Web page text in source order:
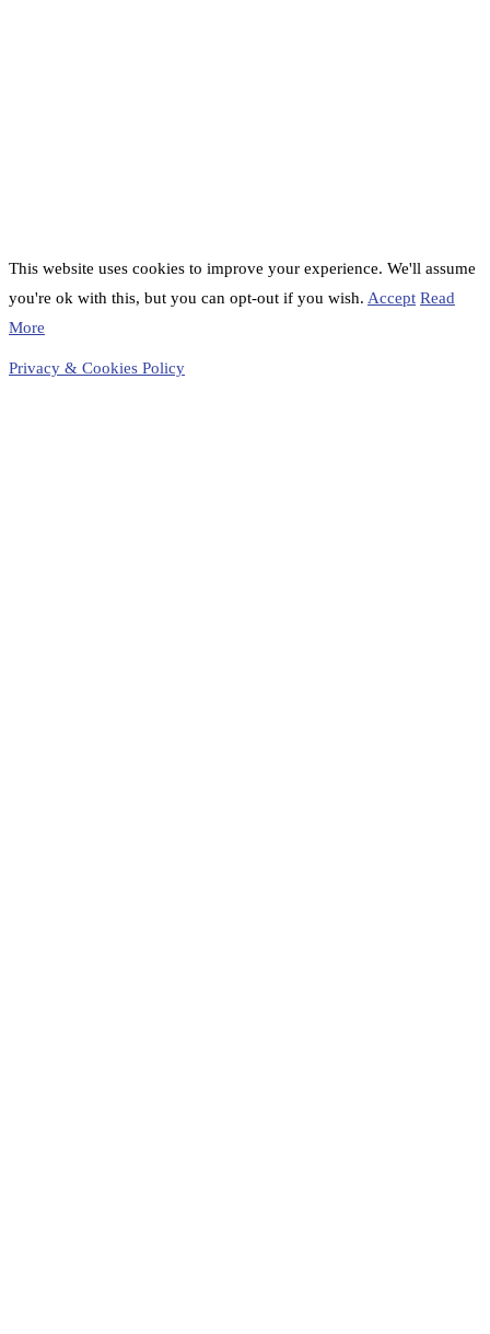
This website uses cookies to improve your experience. We'll assume
you're ok with this, but you can opt-out if you wish. Accept Read
More
Privacy & Cookies Policy